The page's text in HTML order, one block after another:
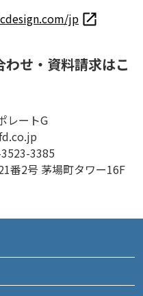
jp
せ・資料請求はこ
レートG
3385
番2号 茅場町タワー16F